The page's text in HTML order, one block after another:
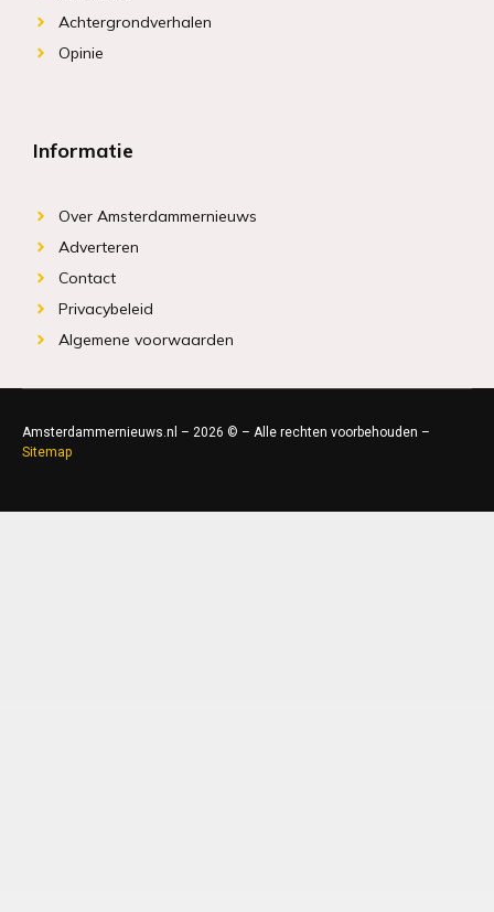
Achtergrondverhalen
Opinie
Informatie
Over Amsterdammernieuws
Adverteren
Contact
Privacybeleid
Algemene voorwaarden
Amsterdammernieuws.nl – 2026 © – Alle rechten voorbehouden –
Sitemap